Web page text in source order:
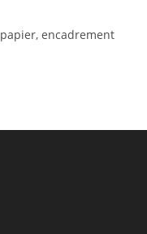
encadrement